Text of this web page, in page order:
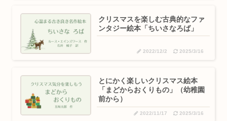
クリスマスを楽しむ古典的なファ
ンタジー絵本「ちいさなろば」
2022/12/2 2025/3/16
とにかく楽しいクリスマス絵本
「まどからおくりもの」（幼稚園
前から）
2022/11/17 2025/3/16